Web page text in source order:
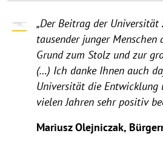
„Der Beitrag der Universität
tausender junger
Grund zum Stolz und zur
(…) Ich danke Ihnen auch
Universität die Entwicklung
vielen Jahren sehr positiv
Mariusz Olejniczak,